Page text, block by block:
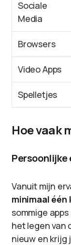
Sociale
Media
Browsers
Video Apps
Spelletjes
Hoe vaak
Persoonlijke
Vanuit mijn
minimaal één
sommige
het legen van
nieuw en krijg